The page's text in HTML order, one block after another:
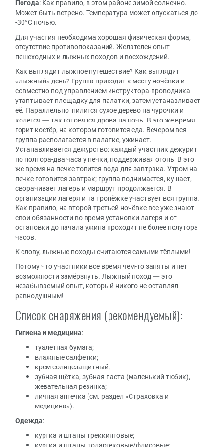
Погода: Как правило, в этом районе зимой солнечно.
Может быть ветрено. Температура может опускаться до
-30°С ночью.
Для участия необходима хорошая физическая форма,
отсутствие противопоказаний. Желателен опыт
пешеходных и лыжных походов и восхождений.
Как выглядит лыжное путешествие? Как выглядит
«лыжный» день? Группа приходит к месту ночёвки и
совместно под управлением инструктора-проводника
утаптывает площадку для палатки, затем устанавливает
её. Параллельно пилится сухое дерево на чурочки и
колется — так готовятся дрова на ночь. В это же время
горит костёр, на котором готовится еда. Вечером вся
группа располагается в палатке, ужинает.
Устанавливается дежурство: каждый участник дежурит
по полтора-два часа у печки, поддерживая огонь. В это
же время на печке топится вода для завтрака. Утром на
печке готовится завтрак; группа поднимается, кушает,
сворачивает лагерь и маршрут продолжается. В
организации лагеря и на тропёжке участвует вся группа.
Как правило, на второй-третьей ночёвке все уже знают
свои обязанности во время установки лагеря и от
остановки до начала ужина проходит не более полутора
часов.
К слову, лыжные походы считаются самыми тёплыми!
Потому что участники все время чем-то заняты и нет
возможности замёрзнуть. Лыжный поход — это
незабываемый опыт, который никого не оставлял
равнодушным!
Список снаряжения (рекомендуемый):
Гигиена и медицина:
туалетная бумага;
влажные салфетки;
крем солнцезащитный;
зубная щётка, зубная паста (маленький тюбик),
жевательная резинка;
личная аптечка (см. раздел «Страховка и
медицина»).
Одежда:
куртка и штаны треккинговые;
куртка и штаны полартековые/флисовые;